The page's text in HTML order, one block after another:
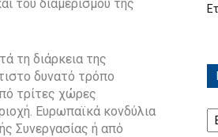
του διαμερισμού της
τη διάρκεια της
δυνατό τρόπο
τρίτες χώρες
Ευρωπαϊκά κονδύλια
Συνεργασίας ή από